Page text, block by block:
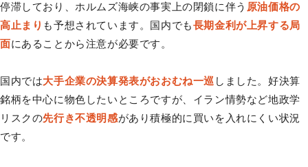
停滞しており、ホルムズ海峡の事実上の閉鎖に伴う 原油価格の
高止まり も予想されています。国内でも長期金利が上昇する局
面にあることから注意が必要です。
国内では大手企業の決算発表がおおむね一巡 しました。好決算
銘柄を中心に物色したいところですが、イラン情勢など地政学
リスクの先行き不透明感があり積極的に買いを⼊れにくい状況
です。